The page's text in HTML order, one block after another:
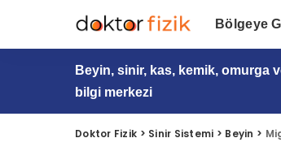
Bölgeye
Beyin, sinir, kas, kemik, omurga
bilgi merkezi
Doktor Fizik > Sinir Sistemi > Beyin >